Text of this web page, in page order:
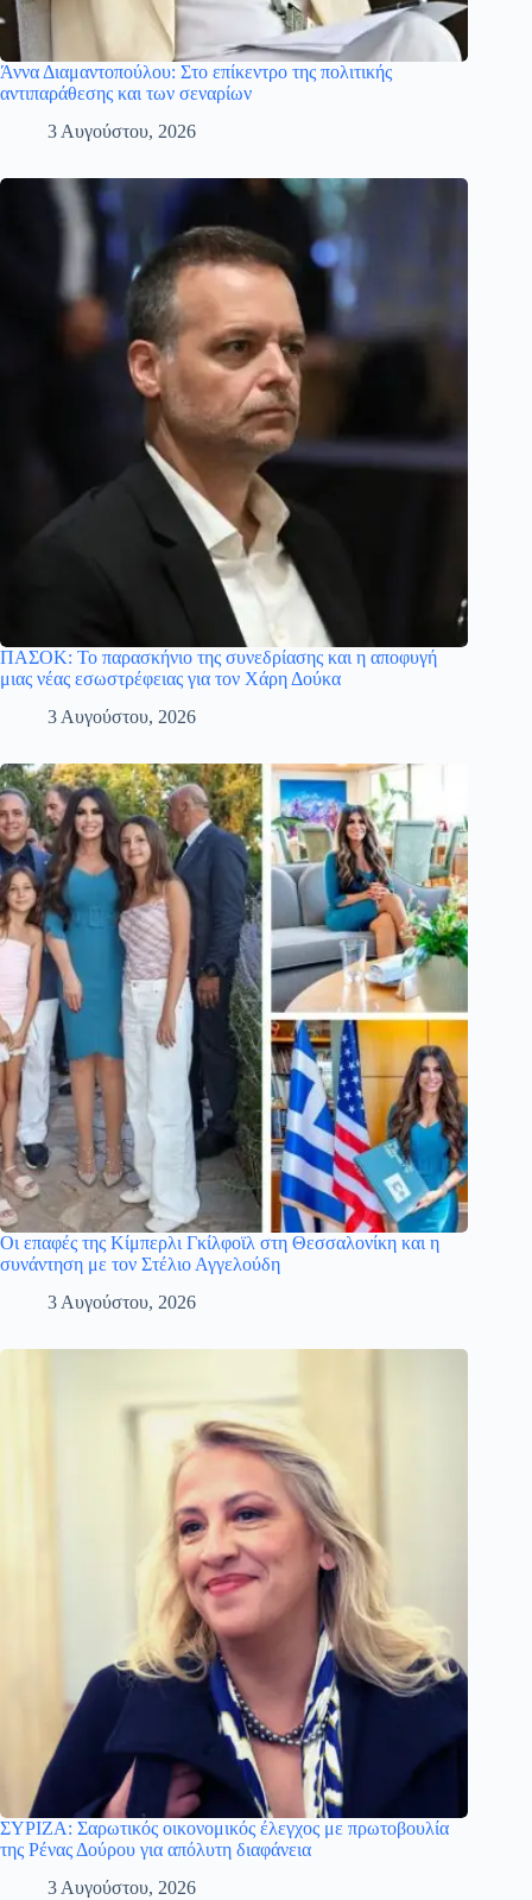
Άννα Διαμαντοπούλου: Στο επίκεντρο της πολιτικής
αντιπαράθεσης και των σεναρίων
3 Αυγούστου, 2026
ΠΑΣΟΚ: Το παρασκήνιο της συνεδρίασης και η αποφυγή
μιας νέας εσωστρέφειας για τον Χάρη Δούκα
3 Αυγούστου, 2026
Οι επαφές της Κίμπερλι Γκίλφοϊλ στη Θεσσαλονίκη και η
συνάντηση με τον Στέλιο Αγγελούδη
3 Αυγούστου, 2026
ΣΥΡΙΖΑ: Σαρωτικός οικονομικός έλεγχος με πρωτοβουλία
της Ρένας Δούρου για απόλυτη διαφάνεια
3 Αυγούστου, 2026